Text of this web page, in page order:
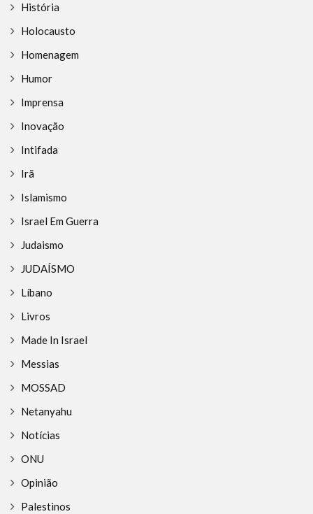
História
Holocausto
Homenagem
Humor
Imprensa
Inovação
Intifada
Irã
Islamismo
Israel Em Guerra
Judaismo
JUDAÍSMO
Líbano
Livros
Made In Israel
Messias
MOSSAD
Netanyahu
Notícias
ONU
Opinião
Palestinos